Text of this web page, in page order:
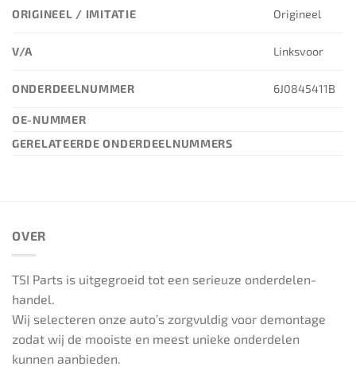
ORIGINEEL / IMITATIE Origineel
V/A Linksvoor
ONDERDEELNUMMER 6J0845411B
OE-NUMMER
GERELATEERDE ONDERDEELNUMMERS
OVER
TSI Parts is uitgegroeid tot een serieuze onderdelen-
handel.
Wij selecteren onze auto’s zorgvuldig voor demontage
zodat wij de mooiste en meest unieke onderdelen
kunnen aanbieden.